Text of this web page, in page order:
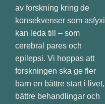
av forskning kring de
konsekvenser som asfyxi
kan leda till – som
cerebral pares och
epilepsi. Vi hoppas att
forskningen ska ge fler
barn en bättre start i livet,
bättre behandlingar och